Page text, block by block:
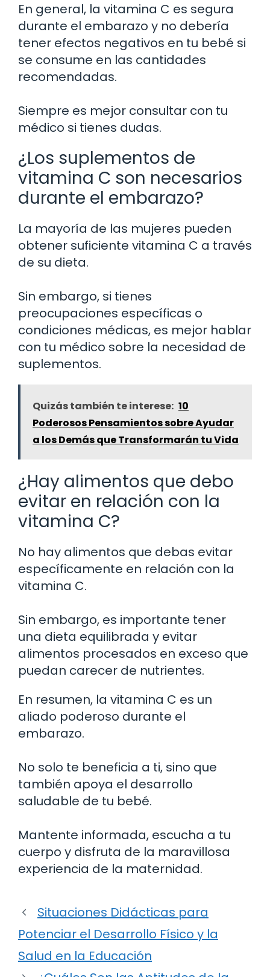
En general, la vitamina C es segura
durante el embarazo y no debería
tener efectos negativos en tu bebé si
se consume en las cantidades
recomendadas.
Siempre es mejor consultar con tu
médico si tienes dudas.
¿Los suplementos de
vitamina C son necesarios
durante el embarazo?
La mayoría de las mujeres pueden
obtener suficiente vitamina C a través
de su dieta.
Sin embargo, si tienes
preocupaciones específicas o
condiciones médicas, es mejor hablar
con tu médico sobre la necesidad de
suplementos.
Quizás también te interese: 10
Poderosos Pensamientos sobre Ayudar
a los Demás que Transformarán tu Vida
¿Hay alimentos que debo
evitar en relación con la
vitamina C?
No hay alimentos que debas evitar
específicamente en relación con la
vitamina C.
Sin embargo, es importante tener
una dieta equilibrada y evitar
alimentos procesados en exceso que
puedan carecer de nutrientes.
En resumen, la vitamina C es un
aliado poderoso durante el
embarazo.
No solo te beneficia a ti, sino que
también apoya el desarrollo
saludable de tu bebé.
Mantente informada, escucha a tu
cuerpo y disfruta de la maravillosa
experiencia de la maternidad.
Situaciones Didácticas para
Potenciar el Desarrollo Físico y la
Salud en la Educación